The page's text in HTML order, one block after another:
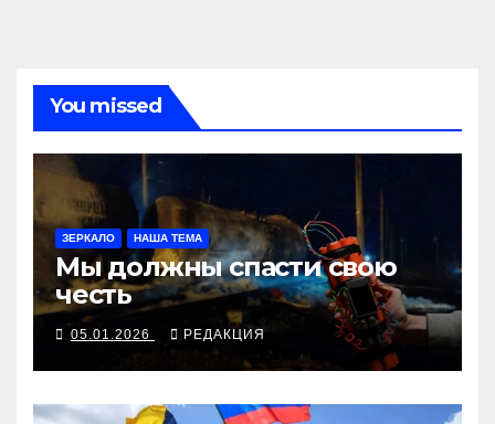
You missed
ЗЕРКАЛО НАША ТЕМА
Мы должны спасти свою
честь
05.01.2026 РЕДАКЦИЯ